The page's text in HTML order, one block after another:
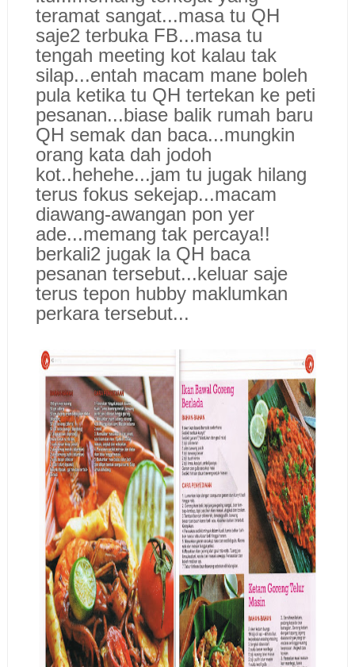
teramat sangat...masa tu QH
saje2 terbuka FB...masa tu
tengah meeting kot kalau tak
silap...entah macam mane boleh
pula ketika tu QH tertekan ke peti
pesanan...biase balik rumah baru
QH semak dan baca...mungkin
orang kata dah jodoh
kot..hehehe...jam tu jugak hilang
terus fokus sekejap...macam
diawang-awangan pon yer
ade...memang tak percaya!!
berkali2 jugak la QH baca
pesanan tersebut...keluar saje
terus tepon hubby maklumkan
perkara tersebut...